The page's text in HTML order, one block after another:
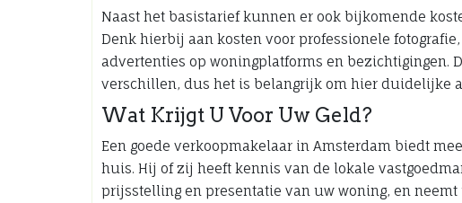
Naast het basistarief kunnen er ook bijkomende
Denk hierbij aan kosten voor professionele
advertenties op woningplatforms en bezichtigingen.
verschillen, dus het is belangrijk om hier duidelijke
Wat Krijgt U Voor Uw Geld?
Een goede verkoopmakelaar in Amsterdam biedt
huis. Hij of zij heeft kennis van de lokale
prijsstelling en presentatie van uw woning, en